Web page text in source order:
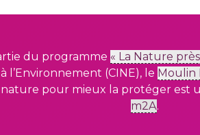
du programme « La Nature
l’Environnement (CINE), le Moulin
pour mieux la protéger est
m2A.